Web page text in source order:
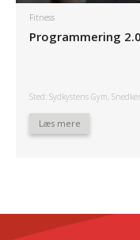
Fitness
Programmering
Sted: Sydkystens Gym,
Læs mere